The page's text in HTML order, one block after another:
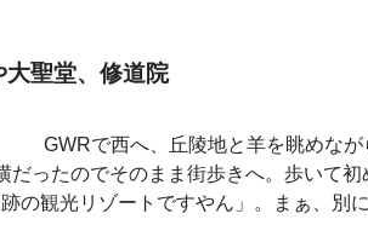
聖堂、修道院
GWRで西へ、丘陵地と羊を眺めなが
ったのでそのまま街歩きへ。歩いて初
の観光リゾートですやん」。まぁ、別